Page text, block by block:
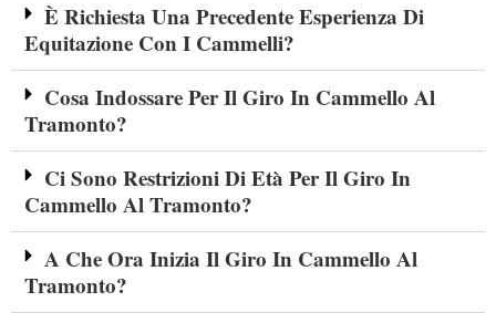
È Richiesta Una Precedente Esperienza Di
Equitazione Con I Cammelli?
Cosa Indossare Per Il Giro In Cammello Al
Tramonto?
Ci Sono Restrizioni Di Età Per Il Giro In
Cammello Al Tramonto?
A Che Ora Inizia Il Giro In Cammello Al
Tramonto?